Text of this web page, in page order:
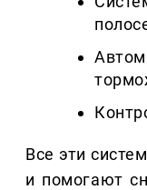
Все эти
и помогают